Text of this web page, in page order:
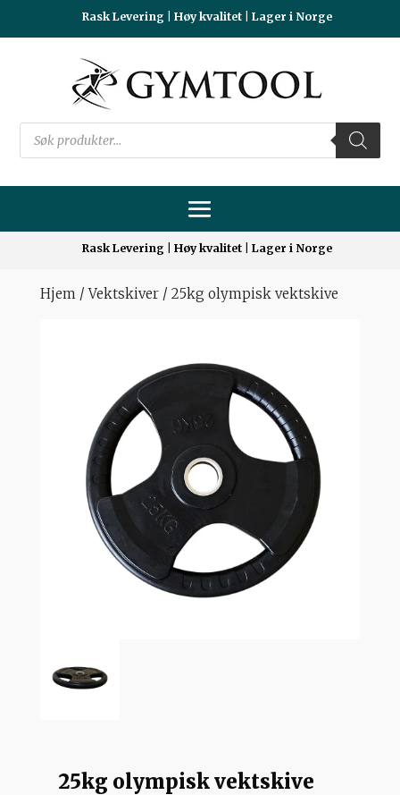
Rask Levering | Høy kvalitet | Lager i Norge
Products
search
Rask Levering | Høy kvalitet | Lager i Norge
Hjem/Vektskiver/ 25kg olympisk vektskive
25kg olympisk vektskive